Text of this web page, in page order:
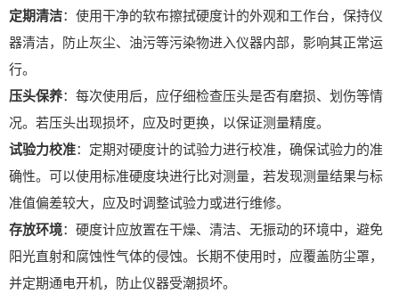
定期清洁：使用干净的软布擦拭硬度计的外观和工作台，保持仪
器清洁，防止灰尘、油污等污染物进入仪器内部，影响其正常运
行。
压头保养：每次使用后，应仔细检查压头是否有磨损、划伤等情
况。若压头出现损坏，应及时更换，以保证测量精度。
试验力校准：定期对硬度计的试验力进行校准，确保试验力的准
确性。可以使用标准硬度块进行比对测量，若发现测量结果与标
准值偏差较大，应及时调整试验力或进行维修。
存放环境：硬度计应放置在干燥、清洁、无振动的环境中，避免
阳光直射和腐蚀性气体的侵蚀。长期不使用时，应覆盖防尘罩，
并定期通电开机，防止仪器受潮损坏。